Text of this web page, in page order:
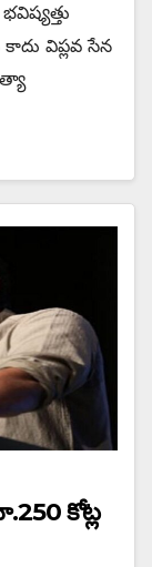
విప్లవ సేన
కోట్ల